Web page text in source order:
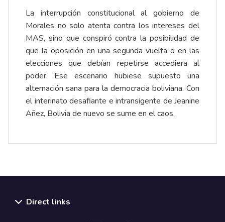
La interrupción constitucional al gobierno de
Morales no solo atenta contra los intereses del
MAS, sino que conspiró contra la posibilidad de
que la oposición en una segunda vuelta o en las
elecciones que debían repetirse accediera al
poder. Ese escenario hubiese supuesto una
alternación sana para la democracia boliviana. Con
el interinato desafiante e intransigente de Jeanine
Añez, Bolivia de nuevo se sume en el caos.
Direct links